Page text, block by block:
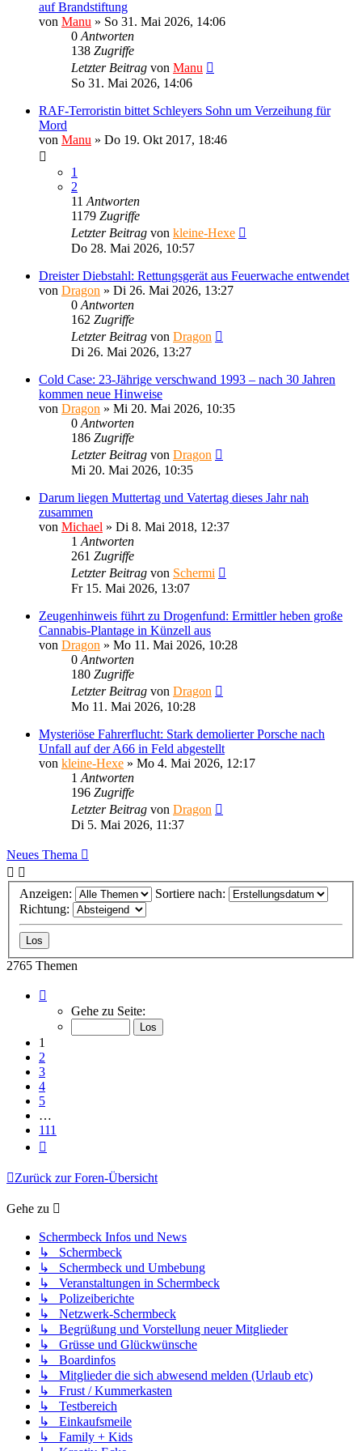
auf Brandstiftung
von Manu » So 31. Mai 2026, 14:06
0 Antworten
138 Zugriffe
Letzter Beitrag von Manu
So 31. Mai 2026, 14:06
RAF-Terroristin bittet Schleyers Sohn um Verzeihung für
Mord
von Manu » Do 19. Okt 2017, 18:46
1
2
11 Antworten
1179 Zugriffe
Letzter Beitrag von kleine-Hexe
Do 28. Mai 2026, 10:57
Dreister Diebstahl: Rettungsgerät aus Feuerwache entwendet
von Dragon » Di 26. Mai 2026, 13:27
0 Antworten
162 Zugriffe
Letzter Beitrag von Dragon
Di 26. Mai 2026, 13:27
Cold Case: 23-Jährige verschwand 1993 – nach 30 Jahren
kommen neue Hinweise
von Dragon » Mi 20. Mai 2026, 10:35
0 Antworten
186 Zugriffe
Letzter Beitrag von Dragon
Mi 20. Mai 2026, 10:35
Darum liegen Muttertag und Vatertag dieses Jahr nah
zusammen
von Michael » Di 8. Mai 2018, 12:37
1 Antworten
261 Zugriffe
Letzter Beitrag von Schermi
Fr 15. Mai 2026, 13:07
Zeugenhinweis führt zu Drogenfund: Ermittler heben große
Cannabis-Plantage in Künzell aus
von Dragon » Mo 11. Mai 2026, 10:28
0 Antworten
180 Zugriffe
Letzter Beitrag von Dragon
Mo 11. Mai 2026, 10:28
Mysteriöse Fahrerflucht: Stark demolierter Porsche nach
Unfall auf der A66 in Feld abgestellt
von kleine-Hexe » Mo 4. Mai 2026, 12:17
1 Antworten
196 Zugriffe
Letzter Beitrag von Dragon
Di 5. Mai 2026, 11:37
Neues Thema
Anzeigen:
Sortiere nach:
Richtung:
2765 Themen
von
Gehe zu Seite:
1
2
3
4
5
…
111
Zurück zur Foren-Übersicht
Gehe zu
Schermbeck Infos und News
↳ Schermbeck
↳ Schermbeck und Umbebung
↳ Veranstaltungen in Schermbeck
↳ Polizeiberichte
↳ Netzwerk-Schermbeck
↳ Begrüßung und Vorstellung neuer Mitglieder
↳ Grüsse und Glückwünsche
↳ Boardinfos
↳ Mitglieder die sich abwesend melden (Urlaub etc)
↳ Frust / Kummerkasten
↳ Testbereich
↳ Einkaufsmeile
↳ Family + Kids